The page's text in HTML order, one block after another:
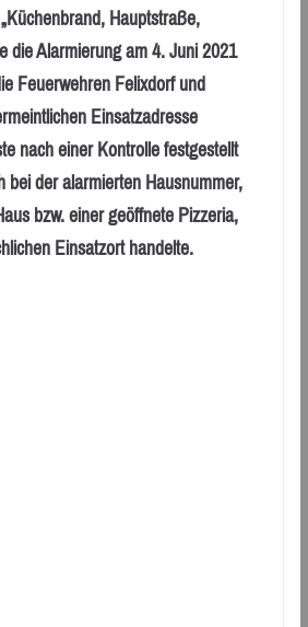
Hauptstraße,
die Alarmierung am 4. Juni 2021
Feuerwehren Felixdorf und
Einsatzadresse
nach einer Kontrolle festgestellt
der alarmierten Hausnummer,
bzw. einer geöffnete Pizzeria,
Einsatzort handelte.